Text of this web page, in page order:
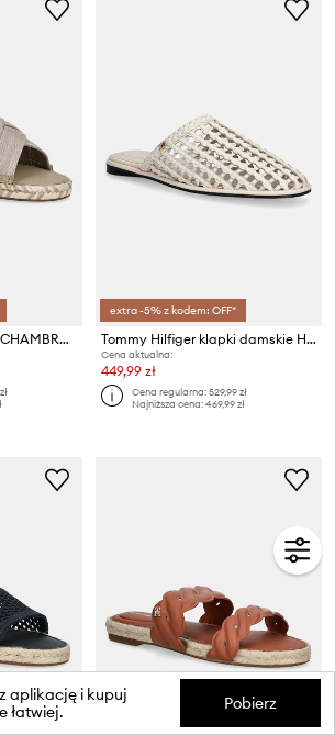
Tommy Hilfiger klapki CHAMBRAY ESPADRILLE MULE
extra -5% z kodem: OFF*
Tommy Hilfiger klapki damskie HILFIGER LEATHER MIX FLAT MULE
Cena aktualna:
449,99 zł
Cena regularna:529,99 zł
Najniższa cena:469,99 zł
aplikację i kupuj
łatwiej.
Pobierz